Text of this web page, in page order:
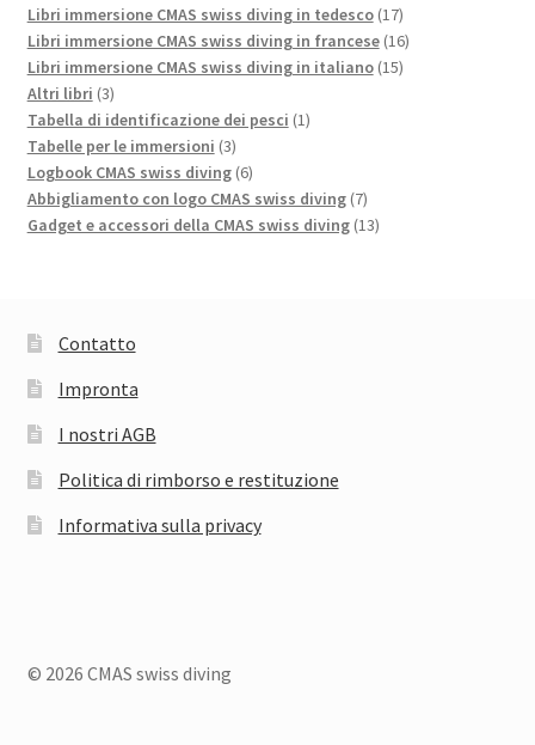
prodotti
Libri immersione CMAS swiss diving in tedesco 1717
prodotti
Libri immersione CMAS swiss diving in francese 1616
Libri immersione CMAS swiss diving in italiano 1515
Altri libri 33
prodotti
Tabella di identificazione dei pesci 11
Tabelle per le immersioni 33
prodotti
Logbook CMAS swiss diving 66
prodotti
Abbigliamento con logo CMAS swiss diving 77
prodotti
Gadget e accessori della CMAS swiss diving 1313
Contatto
Impronta
I nostri AGB
Politica di rimborso e restituzione
Informativa sulla privacy
© 2026 CMAS swiss diving